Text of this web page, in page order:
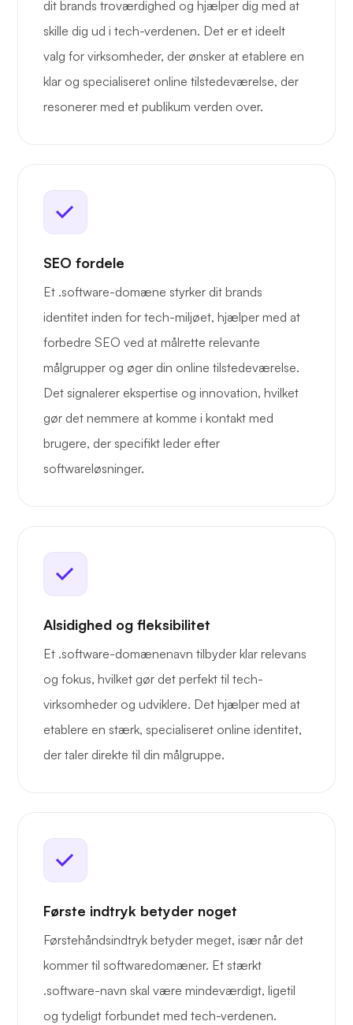
dit brands troværdighed og hjælper dig med at
skille dig ud i tech-verdenen. Det er et ideelt
valg for virksomheder, der ønsker at etablere en
klar og specialiseret online tilstedeværelse, der
resonerer med et publikum verden over.
SEO fordele
Et .software-domæne styrker dit brands
identitet inden for tech-miljøet, hjælper med at
forbedre SEO ved at målrette relevante
målgrupper og øger din online tilstedeværelse.
Det signalerer ekspertise og innovation, hvilket
gør det nemmere at komme i kontakt med
brugere, der specifikt leder efter
softwareløsninger.
Alsidighed og fleksibilitet
Et .software-domænenavn tilbyder klar relevans
og fokus, hvilket gør det perfekt til tech-
virksomheder og udviklere. Det hjælper med at
etablere en stærk, specialiseret online identitet,
der taler direkte til din målgruppe.
Første indtryk betyder noget
Førstehåndsindtryk betyder meget, især når det
kommer til softwaredomæner. Et stærkt
.software-navn skal være mindeværdigt, ligetil
og tydeligt forbundet med tech-verdenen.